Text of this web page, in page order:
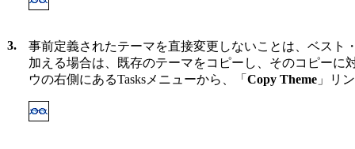
3.
事前定義されたテーマを直接変更しないことは、ベスト
加える場合は、既存のテーマをコピーし、そのコピーに
ウの右側にあるTasksメニューから、「 Copy Theme 」リ